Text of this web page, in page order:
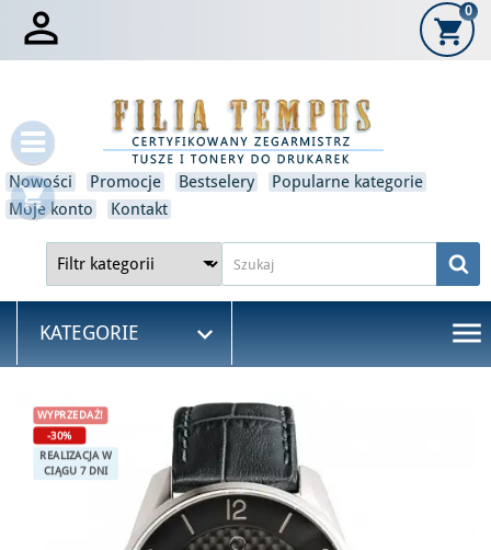

shopping_cart
shopping_cart
0
Nowości Promocje Bestselery
Popularne kategorie
Moje konto
Kontakt
KATEGORIE  menu
WYPRZEDAŻ!
-30%
REALIZACJA W
CIĄGU 7 DNI
Zaloguj się ×
Musisz być zalogowany, aby zapisać produkty na swojej
liście życzeń.
Anulować